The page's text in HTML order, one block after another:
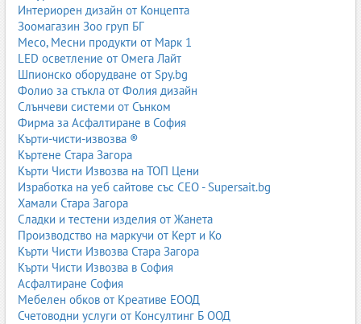
Интериорен дизайн от Концепта
Зоомагазин Зоо груп БГ
Месо, Месни продукти от Марк 1
LED осветление от Омега Лайт
Шпионско оборудване от Spy.bg
Фолио за стъкла от Фолия дизайн
Слънчеви системи от Сънком
Фирма за Асфалтиране в София
Кърти-чисти-извозва ®
Къртене Стара Загора
Кърти Чисти Извозва на ТОП Цени
Изработка на уеб сайтове със СЕО - Supersait.bg
Хамали Стара Загора
Сладки и тестени изделия от Жанета
Производство на маркучи от Керт и Ко
Кърти Чисти Извозва Стара Загора
Кърти Чисти Извозва в София
Асфалтиране София
Мебелен обков от Креативе ЕООД
Счетоводни услуги от Консултинг Б ООД